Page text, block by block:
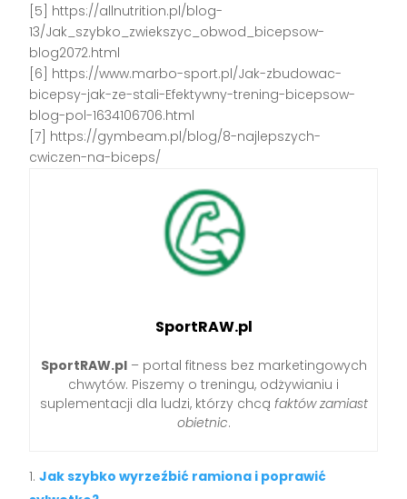
[5] https://allnutrition.pl/blog-
13/Jak_szybko_zwiekszyc_obwod_bicepsow-
blog2072.html
[6] https://www.marbo-sport.pl/Jak-zbudowac-
bicepsy-jak-ze-stali-Efektywny-trening-bicepsow-
blog-pol-1634106706.html
[7] https://gymbeam.pl/blog/8-najlepszych-
cwiczen-na-biceps/
SportRAW.pl
SportRAW.pl– portal fitness bez marketingowych
chwytów. Piszemy o treningu, odżywianiu i
suplementacji dla ludzi, którzy chcą faktów zamiast
obietnic.
Jak szybko wyrzeźbić ramiona i poprawić